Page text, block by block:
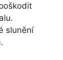
slunění